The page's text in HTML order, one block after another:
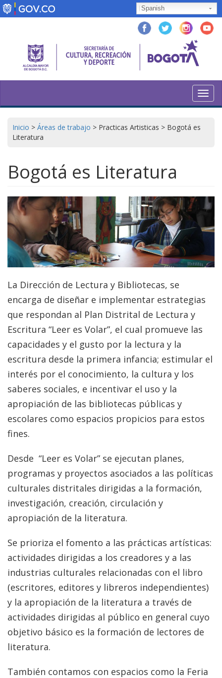
Pasar
al
Spanish
Inicio > Áreas de trabajo > Practicas Artisticas > Bogotá es
Literatura
Bogotá es Literatura
La Dirección de Lectura y Bibliotecas, se
encarga de diseñar e implementar estrategias
que respondan al Plan Distrital de Lectura y
Escritura “Leer es Volar”, el cual promueve las
capacidades y el gusto por la lectura y la
escritura desde la primera infancia; estimular el
interés por el conocimiento, la cultura y los
saberes sociales, e incentivar el uso y la
apropiación de las bibliotecas públicas y
escolares como espacios propicios para estos
fines.
Desde “Leer es Volar” se ejecutan planes,
programas y proyectos asociados a las políticas
culturales distritales dirigidas a la formación,
investigación, creación, circulación y
apropiación de la literatura.
Se prioriza el fomento a las prácticas artísticas:
actividades dirigidas a los creadores y a las
industrias culturales relacionadas con el libro
(escritores, editores y libreros independientes)
y la apropiación de la literatura a través de
actividades dirigidas al público en general cuyo
objetivo básico es la formación de lectores de
literatura.
También contamos con espacios como la Feria